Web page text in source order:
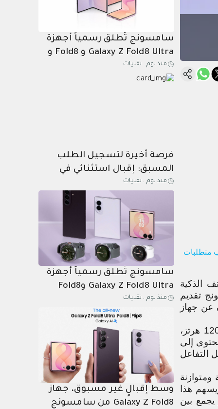
متطلبات
الذكية
تقديم
عن جهاز
مقاس 6.8 بوصة ومعدل تحديث 120 هرتز،
إلى
التفاعل
هذا
بين
سامسونج تُطلق رسمياً أجهزة
Galaxy Z Fold8 Ultra و Fold8 و
Watch9 في المملكة العربية
منذ يوم . تقنيات
فرصة أخيرة لتسجيل الطلب
المسبق: إقبال استثنائي في
المملكة على أجهزة سامسونج
Galaxy Z القابلة للطي والساعات
الذكية قبل انتهاء العروض
الحصرية
منذ يوم . تقنيات
سامسونج تُطلق رسمياً أجهزة
Galaxy Z Fold8 Ultra وFold8
منذ يوم . تقنيات
وسط إقبالٍ غير مسبوق، جهاز
Galaxy Z Fold8 من سامسونج